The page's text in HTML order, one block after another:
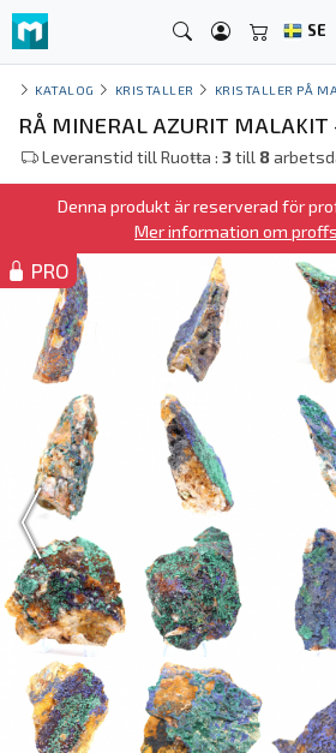
SE
KATALOG KRISTALLER KRISTALLER PÅ
RÅ MINERAL AZURIT MALAKIT
Leveranstid till Ruoŧŧa : 3till 8
Denna produkt är reserverad för
Mer information om
PRO